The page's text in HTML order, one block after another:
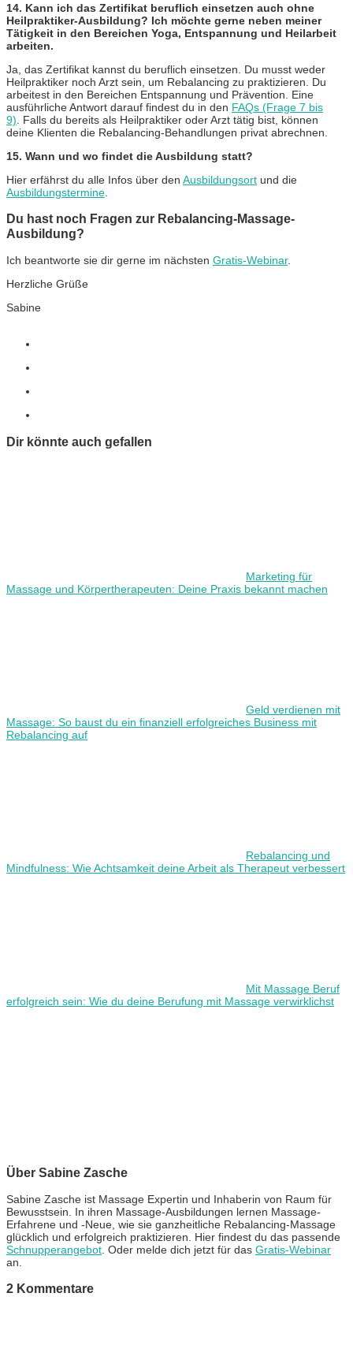
14. Kann ich das Zertifikat beruflich einsetzen auch ohne
Heilpraktiker-Ausbildung? Ich möchte gerne neben meiner
Tätigkeit in den Bereichen Yoga, Entspannung und Heilarbeit
arbeiten.
Ja, das Zertifikat kannst du beruflich einsetzen. Du musst weder
Heilpraktiker noch Arzt sein, um Rebalancing zu praktizieren. Du
arbeitest in den Bereichen Entspannung und Prävention. Eine
ausführliche Antwort darauf findest du in den FAQs (Frage 7 bis
9)
Falls du bereits als Heilpraktiker oder Arzt tätig bist, können
deine Klienten die Rebalancing-Behandlungen privat abrechnen.
15. Wann und wo findet die Ausbildung statt?
Hier erfährst du alle Infos über den Ausbildungsort und die
Ausbildungstermine
Du hast noch Fragen zur Rebalancing-Massage-
Ausbildung?
Ich beantworte sie dir gerne im nächsten Gratis-Webinar.
Herzliche Grüße
Sabine
Dir könnte auch gefallen
Marketing für
Massage und Körpertherapeuten: Deine Praxis bekannt machen
Geld verdienen mit
Massage: So baust du ein finanziell erfolgreiches Business mit
Rebalancing auf
Rebalancing und
Mindfulness: Wie Achtsamkeit deine Arbeit als Therapeut verbessert
Mit Massage Beruf
erfolgreich sein: Wie du deine Berufung mit Massage verwirklichst
Über Sabine Zasche
Sabine Zasche ist Massage Expertin und Inhaberin von Raum für
Bewusstsein. In ihren Massage-Ausbildungen lernen Massage-
Erfahrene und -Neue, wie sie ganzheitliche Rebalancing-Massage
glücklich und erfolgreich praktizieren. Hier findest du das passende
Schnupperangebot . Oder melde dich jetzt für das Gratis-Webinar
an.
2 Kommentare